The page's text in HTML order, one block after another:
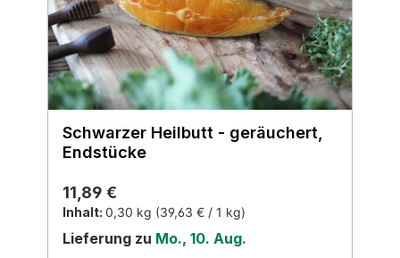
Schwarzer Heilbutt - geräuchert,
Endstücke
Regulärer Preis:
11,89 €
Inhalt: 0,30 kg (39,63 € / 1 kg)
Lieferung zu Mo., 10. Aug.